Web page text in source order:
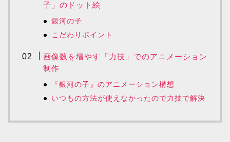
子」のドット絵
銀河の子
こだわりポイント
画像数を増やす「力技」でのアニメーション
制作
『銀河の子』のアニメーション構想
いつもの方法が使えなかったので力技で解決